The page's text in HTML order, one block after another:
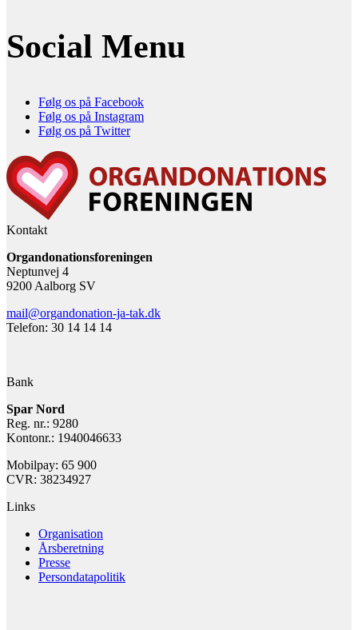
Social Menu
Følg os på Facebook
Følg os på Instagram
Følg os på Twitter
Kontakt
Organdonationsforeningen
Neptunvej 4
9200 Aalborg SV
mail@organdonation-ja-tak.dk
Telefon: 30 14 14 14
Bank
Spar Nord
Reg. nr.: 9280
Kontonr.: 1940046633
Mobilpay: 65 900
CVR: 38234927
Links
Organisation
Årsberetning
Presse
Persondatapolitik